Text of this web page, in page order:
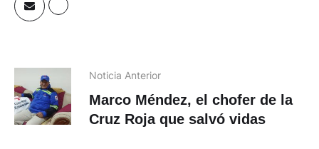
Noticia Anterior
Marco Méndez, el chofer de la
Cruz Roja que salvó vidas